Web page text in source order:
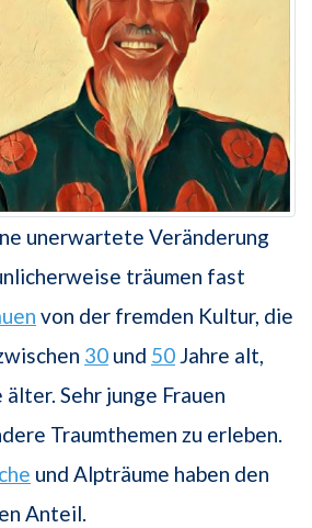
unerwartete Veränderung
träumen fast
von der fremden Kultur, die
30 und 50 Jahre alt,
Sehr junge Frauen
Traumthemen zu erleben.
und Alpträume haben den
Anteil.